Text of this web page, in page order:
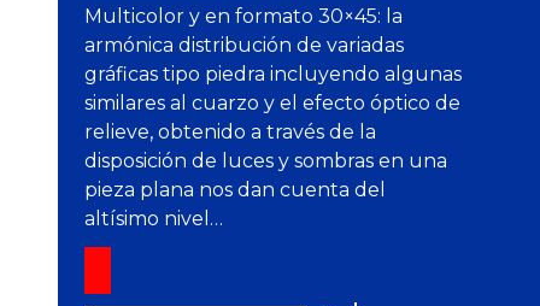
Multicolor y en formato 30×45: la
armónica distribución de variadas
gráficas tipo piedra incluyendo algunas
similares al cuarzo y el efecto óptico de
relieve, obtenido a través de la
disposición de luces y sombras en una
pieza plana nos dan cuenta del
altísimo nivel…